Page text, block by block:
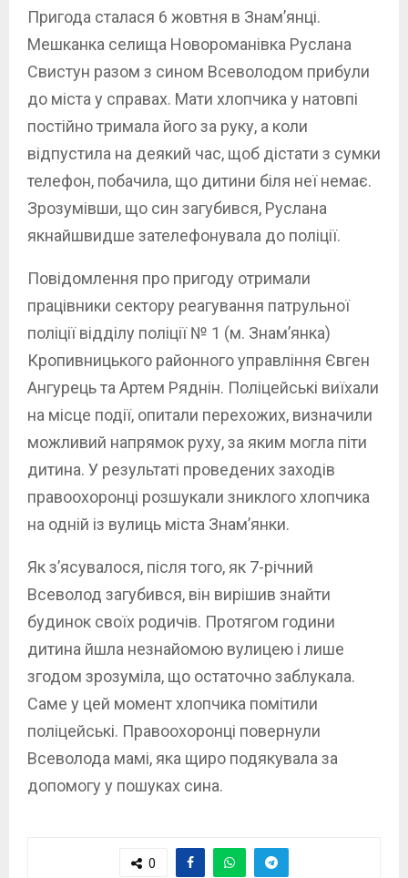
Пригода сталася 6 жовтня в Знам’янці.
Мешканка селища Новороманівка Руслана
Свистун разом з сином Всеволодом прибули
до міста у справах. Мати хлопчика у натовпі
постійно тримала його за руку, а коли
відпустила на деякий час, щоб дістати з сумки
телефон, побачила, що дитини біля неї немає.
Зрозумівши, що син загубився, Руслана
якнайшвидше зателефонувала до поліції.
Повідомлення про пригоду отримали
працівники сектору реагування патрульної
поліції відділу поліції № 1 (м. Знам’янка)
Кропивницького районного управління Євген
Ангурець та Артем Ряднін. Поліцейські виїхали
на місце події, опитали перехожих, визначили
можливий напрямок руху, за яким могла піти
дитина. У результаті проведених заходів
правоохоронці розшукали зниклого хлопчика
на одній із вулиць міста Знам’янки.
Як з’ясувалося, після того, як 7-річний
Всеволод загубився, він вирішив знайти
будинок своїх родичів. Протягом години
дитина йшла незнайомою вулицею і лише
згодом зрозуміла, що остаточно заблукала.
Саме у цей момент хлопчика помітили
поліцейські. Правоохоронці повернули
Всеволода мамі, яка щиро подякувала за
допомогу у пошуках сина.
0